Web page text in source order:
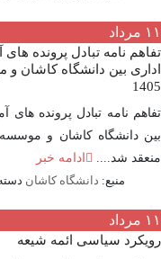
مرداد
نامه تبادل پرونده‌ های
نامه تبادل پرونده‌ های
شد....
ادامه خبر
منبع:دانشگاه کاشاندسته:
مرداد
سیاسی ائمه شیعه